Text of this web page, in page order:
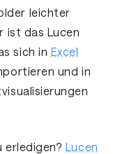
leichter
ist das Lucen
sich in Excel
und in
erledigen? Lucen